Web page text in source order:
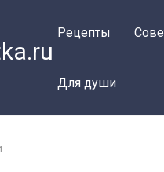
Рецепты
Для души